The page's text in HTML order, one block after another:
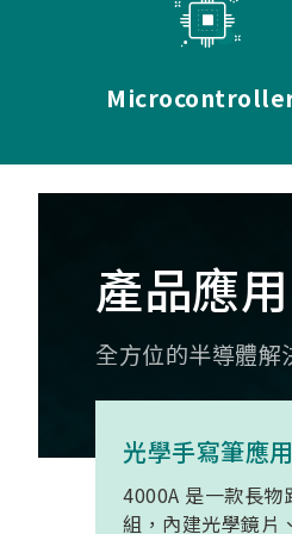
產品應用
全方位的半導體
4000A 是一款長物
組，內建光學鏡片